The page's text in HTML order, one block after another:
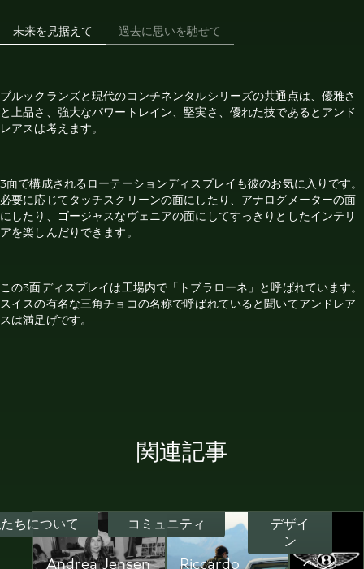
未来を見据えて 過去に思いを馳せて
ブルックランズと現代のコンチネンタルシリーズの共通点は、優雅さ
と上品さ、強大なパワートレイン、堅実さ、優れた技であるとアンド
レアスは考えます。
3面で構成されるローテーションディスプレイも彼のお気に入りです。
必要に応じてタッチスクリーンの面にしたり、アナログメーターの面
にしたり、ゴージャスなヴェニアの面にしてすっきりとしたインテリ
アを楽しんだりできます。
この3面ディスプレイは工場内で「トブラローネ」と呼ばれています。
スイスの有名な三角チョコの名称で呼ばれていると聞いてアンドレア
スは満足げです。
関連記事
ちについて
Andrea Jensen
コミュニティ
Riccardo
デザイ
ン
ベン